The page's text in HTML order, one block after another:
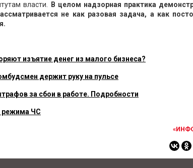
власти.
В целом надзорная практика
не как разовая задача, а как
изъятие денег из малого бизнеса?
держит руку на пульсе
за сбои в работе. Подробности
режима ЧС